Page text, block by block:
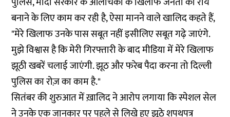
बनाने के लिए काम कर रही है, ऐसा मानने वाले खालिद कहते हैं,
"मेरे खिलाफ उनके पास सबूत नहीं इसीलिए सबूत गढ़े जाएंगे.
मुझे विश्वास है कि मेरी गिरफ्तारी के बाद मीडिया में मेरे खिलाफ
झूठी खबरें चलाई जाएंगी. झूठ और फरेब पैदा करना तो दिल्ली
पुलिस का रोज़ का काम है."
सितंबर की शुरुआत में ख़ालिद ने आरोप लगाया कि स्पेशल सेल
ने उनके एक जानकार‌ पर पहले से लिखे हुए झूठे शपथपत्र